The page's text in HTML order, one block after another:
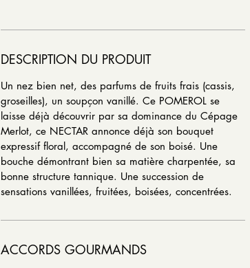
DESCRIPTION DU PRODUIT
Un nez bien net, des parfums de fruits frais (cassis,
groseilles), un soupçon vanillé. Ce POMEROL se
laisse déjà découvrir par sa dominance du Cépage
Merlot, ce NECTAR annonce déjà son bouquet
expressif floral, accompagné de son boisé. Une
bouche démontrant bien sa matière charpentée, sa
bonne structure tannique. Une succession de
sensations vanillées, fruitées, boisées, concentrées.
ACCORDS GOURMANDS